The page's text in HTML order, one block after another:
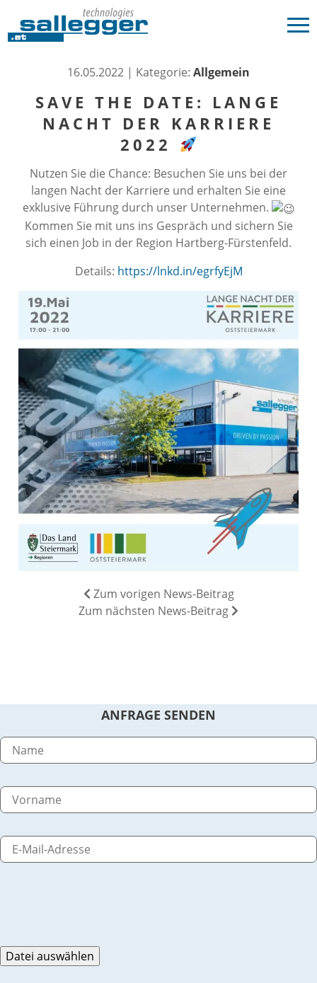
16.05.2022 | Kategorie: Allgemein
SAVE THE DATE: LANGE
NACHT DER KARRIERE
2022
Nutzen Sie die Chance: Besuchen Sie uns bei der
langen Nacht der Karriere und erhalten Sie eine
exklusive Führung durch unser Unternehmen.
Kommen Sie mit uns ins Gespräch und sichern Sie
sich einen Job in der Region Hartberg-Fürstenfeld.
Details: https://lnkd.in/egrfyEjM
Zum vorigen News-Beitrag
Zum nächsten News-Beitrag
ANFRAGE SENDEN